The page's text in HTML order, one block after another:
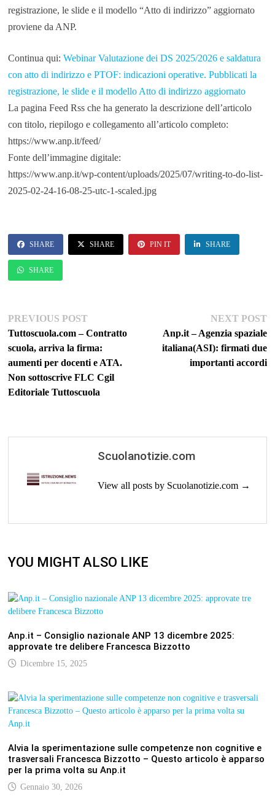
registrazione, le slide e il modello “Atto di indirizzo” aggiornato
proviene da ANP.
Continua qui: Webinar Valutazione dei DS 2025/2026 e saldatura
con atto di indirizzo e PTOF: indicazioni operative. Pubblicati la
registrazione, le slide e il modello Atto di indirizzo aggiornato
La pagina Feed Rss che ha generato la descrizione dell’articolo
con titolo, riepilogo e collegamento all’articolo completo:
https://www.anp.it/feed/
Fonte dell’immagine digitale:
https://www.anp.it/wp-content/uploads/2025/07/writing-to-do-list-
2025-02-24-16-08-25-utc-1-scaled.jpg
SHARE SHARE PIN IT SHARE
SHARE
Navigazione
articoli
PREVIOUS POSTPrevious
post:
Tuttoscuola.com – Contratto
scuola, arriva la firma:
aumenti per docenti e ATA.
Non sottoscrive FLC Cgil
Editoriale Tuttoscuola
NEXT POST
Anp.it – Agenzia spaziale
italiana(ASI): firmati due
importanti accordi
Scuolanotizie.com
View all posts by Scuolanotizie.com →
YOU MIGHT ALSO LIKE
Anp.it – Consiglio nazionale ANP 13 dicembre 2025:
approvate tre delibere Francesca Bizzotto
Dicembre 15, 2025
Alvia la sperimentazione sulle competenze non cognitive e
trasversali Francesca Bizzotto – Questo articolo è apparso
per la prima volta su Anp.it
Gennaio 30, 2026